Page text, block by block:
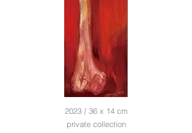
2023 / 36 x 14 cm
private collection